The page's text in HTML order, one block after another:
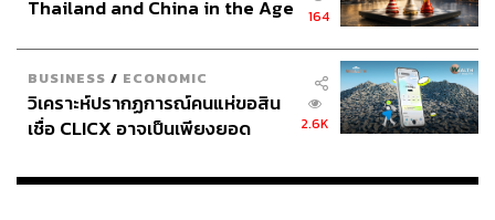
Thailand and China in the Age
164
BUSINESS / ECONOMIC
วิเคราะห์ปรากฏการณ์คนแห่ขอสิน
เชื่อ CLICX อาจเป็นเพียงยอด
เรือนไทยที่ถูกซุกไว้
2.6K